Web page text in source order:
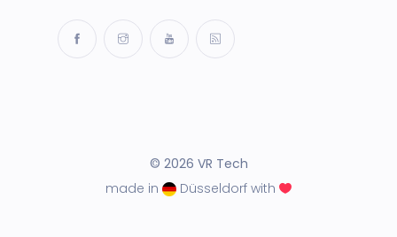
© 2026 VR Tech
made in
Düsseldorf with